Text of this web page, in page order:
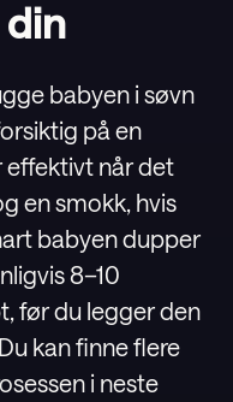
din
babyen i søvn
på en
effektivt når det
en smokk, hvis
babyen dupper
8–10
før du legger den
kan finne flere
i neste